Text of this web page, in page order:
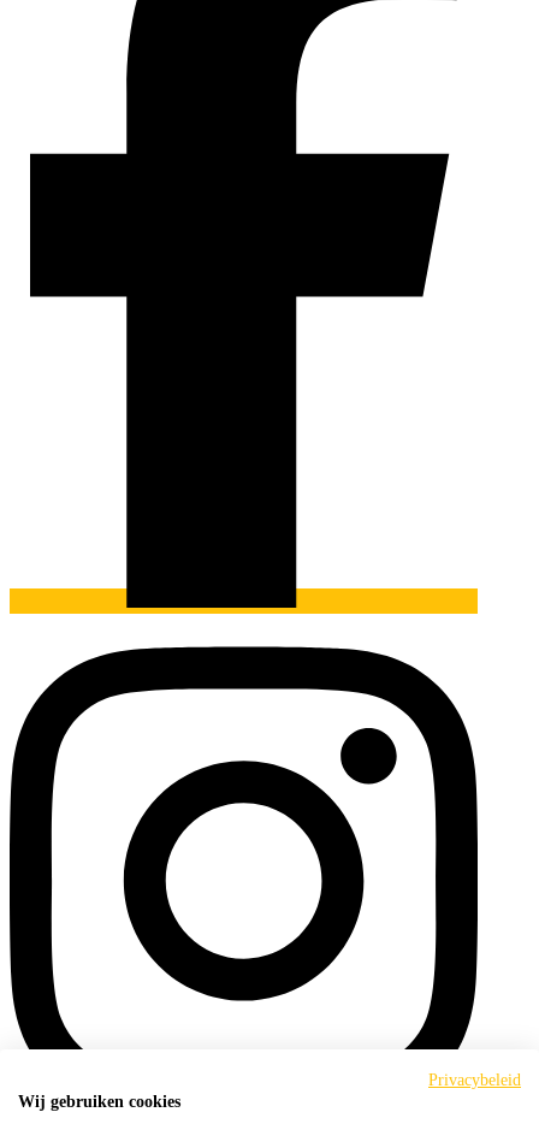
Privacybeleid
Wij gebruiken cookies